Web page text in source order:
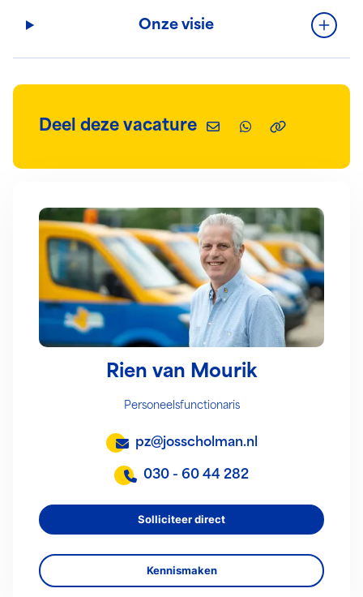
Onze visie
Deel deze vacature
Deel via e-mail
Deel viaKopieer
Rien van Mourik
Personeelsfunctionaris
pz@josscholman.nl
030 - 60 44 282
Solliciteer direct
Kennismaken